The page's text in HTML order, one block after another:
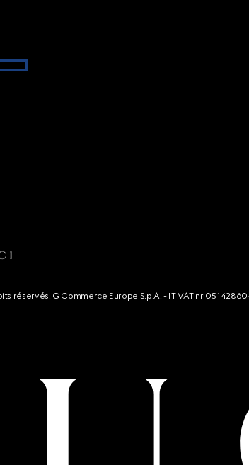
réservés. G Commerce Europe S.p.A. - IT VAT nr